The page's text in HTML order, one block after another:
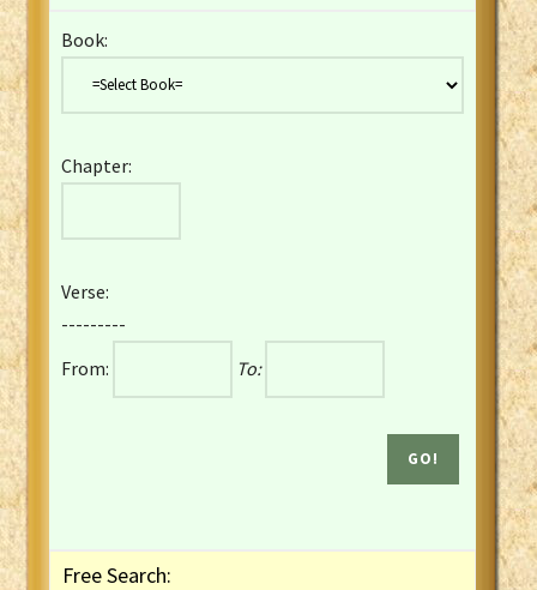
Czech Kralicka Bible
English YLT 1898 Bible
French Darby Bible
French Louis Segond Bible
Gaelic (Manx) Selections
Gaelic (Scottish) Mark
Book:
Chapter:
Verse:
---------
From:
To:
Free Search: